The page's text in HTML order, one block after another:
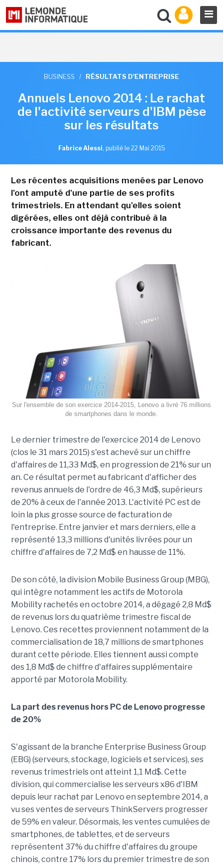
BUSINESS / RÉSULTATS D'ENTREPRISE
Annuels Lenovo 2014 : Le rachat
de l'activité serveurs d'IBM pèse
sur les résultats
Fabrice Alessi, publié le 22 Mai 2015
Les récentes acquisitions menées par Lenovo
l'ont amputé d'une partie de ses profits
trimestriels. En attendant qu'elles soient
digérées, elles ont déjà contribué à la
croissance importante des revenus du
fabricant.
Sur l'ensemble de son exercice 2014-2015, Lenovo a livré 76 millions
de smartphones dans le monde.
Le dernier trimestre de l'exercice 2014 de Lenovo
(clos le 31 mars 2015) s'est achevé sur un chiffre
d'affaires de 11,33 Md$, en progression de 21% sur un
an. Ce résultat permet au fabricant d'afficher des
revenus annuels de l'ordre de 46,3 Md$, supérieurs
de 20% à ceux de l'année 2013. L'activité PC est de
loin la plus grosse source de facturation de
l'entreprise. Entre janvier et mars derniers, elle a
représenté 13,3 millions d'unités livrées pour un
chiffre d'affaires de 7,2 Md$ en hausse de 11%.
De son côté, la division Mobile Business Group (MBG),
qui intègre notamment les actifs de Motorola
Mobility rachetés en octobre 2014, a dégagé 2,8 Md$
de revenus lors du quatrième trimestre fiscal de
Lenovo. Ces recettes proviennent notamment de la
commercialisation de 18,7 millions de smartphones
durant cette période. Elles tiennent aussi compte
des 1,8 Md$ de chiffre d'affaires supplémentaire
apporté par Motorola Mobility.
La part des revenus hors PC de Lenovo progresse
de 20%
S'agissant de la branche Enterprise Business Group
(EBG) (serveurs, stockage, logiciels et services), ses
revenus trimestriels ont atteint 1,1 Md$. Cette
division, qui commercialise les serveurs x86 d'IBM
depuis leur rachat par Lenovo en septembre 2014, a
vu ses ventes de serveurs ThinkServers progresser
de 59% en valeur. Désormais, les ventes cumulées de
smartphones, de tablettes, et de serveurs
représentent 37% du chiffre d'affaires du groupe
chinois, contre 17% lors du premier trimestre de son